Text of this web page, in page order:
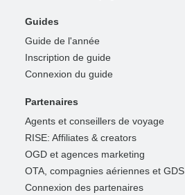
Guides
Guide de l'année
Inscription de guide
Connexion du guide
Partenaires
Agents et conseillers de voyage
RISE: Affiliates & creators
OGD et agences marketing
OTA, compagnies aériennes et GDS
Connexion des partenaires